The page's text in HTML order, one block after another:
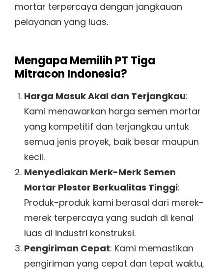
mortar terpercaya dengan jangkauan
pelayanan yang luas.
Mengapa Memilih PT Tiga
Mitracon Indonesia?
Harga Masuk Akal dan Terjangkau:
Kami menawarkan harga semen mortar
yang kompetitif dan terjangkau untuk
semua jenis proyek, baik besar maupun
kecil.
Menyediakan Merk-Merk Semen
Mortar Plester Berkualitas Tinggi:
Produk-produk kami berasal dari merek-
merek terpercaya yang sudah di kenal
luas di industri konstruksi.
Pengiriman Cepat: Kami memastikan
pengiriman yang cepat dan tepat waktu,